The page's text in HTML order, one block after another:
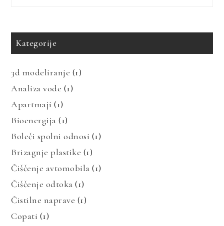
Kategorije
3d modeliranje (1)
Analiza vode (1)
Apartmaji (1)
Bioenergija (1)
Boleči spolni odnosi (1)
Brizagnje plastike (1)
Čiščenje avtomobila (1)
Čiščenje odtoka (1)
Čistilne naprave (1)
Copati (1)